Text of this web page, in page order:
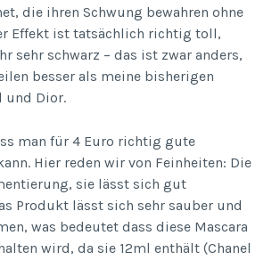
die ihren Schwung bewahren ohne
Effekt ist tatsächlich richtig toll,
sehr schwarz – das ist zwar anders,
besser als meine bisherigen
und Dior.
man für 4 Euro richtig gute
Hier reden wir von Feinheiten: Die
sie lässt sich gut
Produkt lässt sich sehr sauber und
was bedeutet dass diese Mascara
wird, da sie 12ml enthält (Chanel